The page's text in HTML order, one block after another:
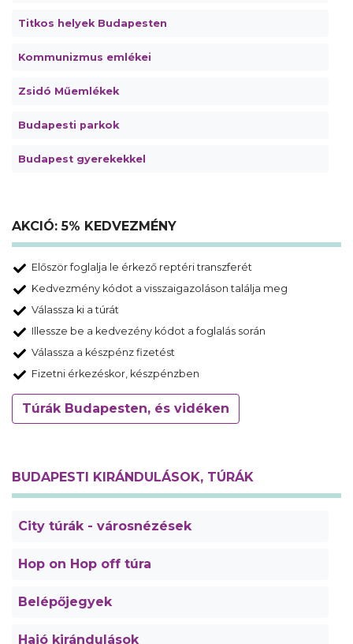
Titkos helyek Budapesten
Kommunizmus emlékei
Zsidó Műemlékek
Budapesti parkok
Budapest gyerekekkel
AKCIÓ: 5% KEDVEZMÉNY
Először foglalja le érkező reptéri transzferét
Kedvezmény kódot a visszaigazoláson találja meg
Válassza ki a túrát
Illessze be a kedvezény kódot a foglalás során
Válassza a készpénz fizetést
Fizetni érkezéskor, készpénzben
Túrák Budapesten, és vidéken
BUDAPESTI KIRÁNDULÁSOK, TÚRÁK
City túrák - városnézések
Hop on Hop off túra
Belépőjegyek
Hajó kirándulások